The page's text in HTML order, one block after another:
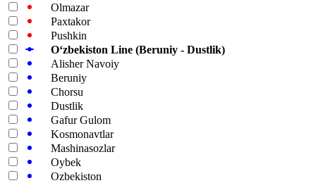
Olmazar
Paxtakor
Pushkin
Oʻzbekiston Line (Beruniy - Dustlik)
Alisher Navoiy
Beruniy
Chorsu
Dustlik
Gafur Gulom
Kosmonavtlar
Mashinasozlar
Oybek
Ozbekiston